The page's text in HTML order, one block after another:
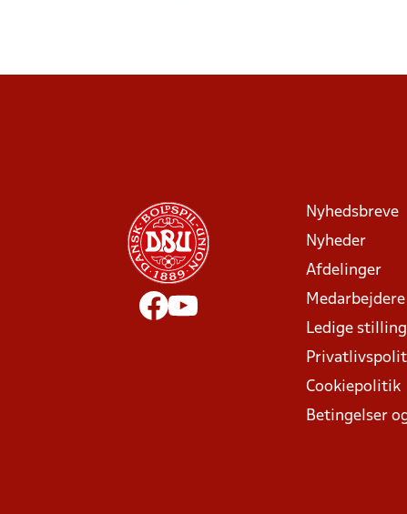
Nyhedsbreve
Nyheder
Afdelinger
Medarbejdere
Ledige
Cookiepolitik
Betingelser